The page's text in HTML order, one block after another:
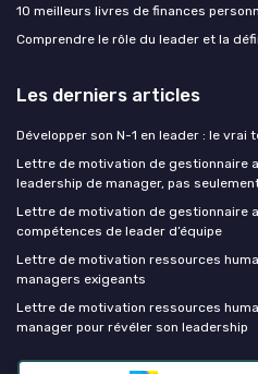
10 meilleurs livres de finances
Comprendre le rôle du leader et la
Les derniers articles
Développer son N-1 en leader : le
Lettre de motivation de gestionnaire
leadership de manager, pas
Lettre de motivation de gestionnaire
compétences de leader d’équipe
Lettre de motivation ressources
managers exigeants
Lettre de motivation ressources
manager pour révéler son leadership